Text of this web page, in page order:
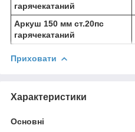
гарячекатаний
Аркуш 150 мм ст.20пс
гарячекатаний
Приховати
Характеристики
Основні